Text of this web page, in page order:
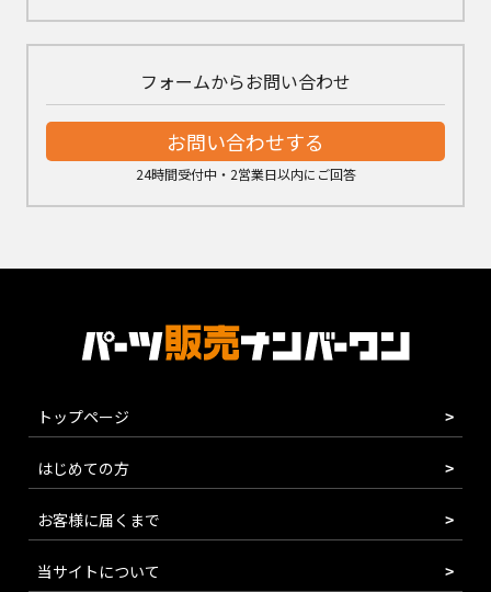
フォームからお問い合わせ
お問い合わせする
24時間受付中・2営業日以内にご回答
トップページ
はじめての方
お客様に届くまで
当サイトについて